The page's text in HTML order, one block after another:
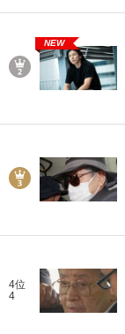
NEW
4位
4